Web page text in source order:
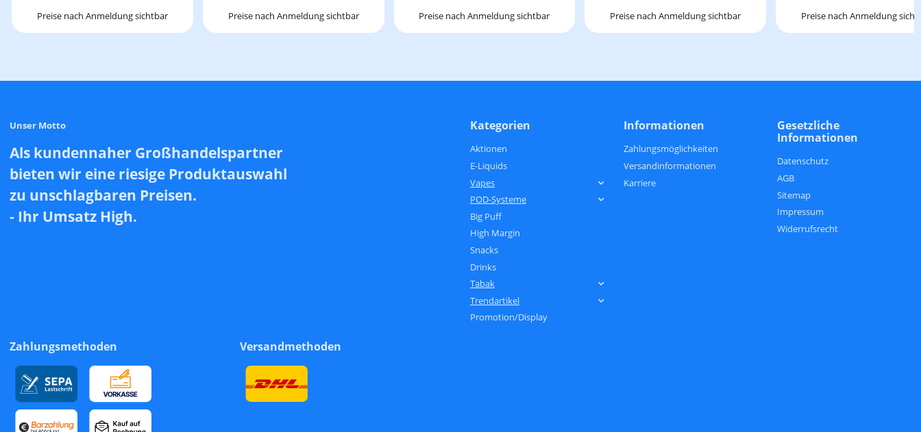
Preise nach Anmeldung sichtbar Preise nach Anmeldung sichtbar Preise nach Anmeldung sichtbar Preise nach Anmeldung sichtbar Preise nach Anmeldung
Unser Motto
Als kundennaher Großhandelspartner
bieten wir eine riesige Produktauswahl
zu unschlagbaren Preisen.
- Ihr Umsatz High.
Kategorien
Aktionen
E-Liquids
Vapes
POD-Systeme
Big Puff
High Margin
Snacks
Drinks
Tabak
Trendartikel
Promotion/Display
Informationen
Zahlungsmöglichkeiten
Versandinformationen
Karriere
Gesetzliche
Informationen
Datenschutz
AGB
Sitemap
Impressum
Widerrufsrecht
Zahlungsmethoden Versandmethoden